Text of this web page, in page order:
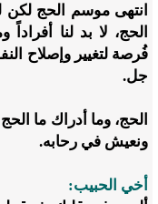
انتهى موسم الحج لكن
الحج، لا بد لنا
فُرصة لتغيير وإصلاح
جل.
الحج، وما أدراك ما
ونعيش في رحابه.
أخي الحبيب: